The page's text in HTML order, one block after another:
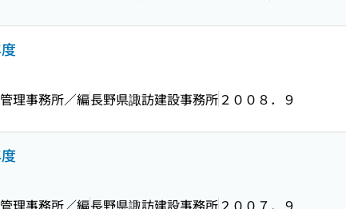
理事務所／編長野県諏訪建設事務所 ２００８．９
理事務所／編長野県諏訪建設事務所 ２００７．９